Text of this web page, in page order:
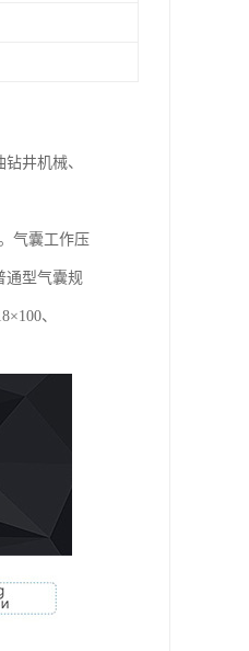
井机械、
气囊工作压
通型气囊规
、